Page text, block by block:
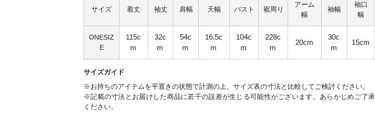
サイズ 着丈 袖丈 肩幅 天幅 バスト 裾周り
アーム
幅
袖幅
袖口
幅
ONESIZ
E
115c
m
32c
m
54c
m
16.5c
m
104c
m
228c
m
20cm
30c
m
15cm
サイズガイド
※お持ちのアイテムを平置きの状態で計測の上、サイズ表の寸法と比較してご検討ください。
※記載の寸法とお届けした商品に若干の誤差が生じる可能性がございます。あらかじめご了承
ください。